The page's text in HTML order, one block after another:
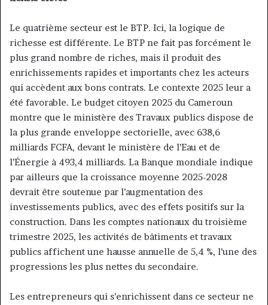
Le quatrième secteur est le BTP. Ici, la logique de
richesse est différente. Le BTP ne fait pas forcément le
plus grand nombre de riches, mais il produit des
enrichissements rapides et importants chez les acteurs
qui accèdent aux bons contrats. Le contexte 2025 leur a
été favorable. Le budget citoyen 2025 du Cameroun
montre que le ministère des Travaux publics dispose de
la plus grande enveloppe sectorielle, avec 638,6
milliards FCFA, devant le ministère de l’Eau et de
l’Énergie à 493,4 milliards. La Banque mondiale indique
par ailleurs que la croissance moyenne 2025-2028
devrait être soutenue par l’augmentation des
investissements publics, avec des effets positifs sur la
construction. Dans les comptes nationaux du troisième
trimestre 2025, les activités de bâtiments et travaux
publics affichent une hausse annuelle de 5,4 %, l’une des
progressions les plus nettes du secondaire.
Les entrepreneurs qui s’enrichissent dans ce secteur ne